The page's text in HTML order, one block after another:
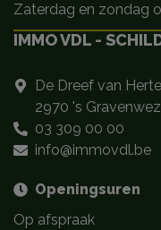
Zaterdag en zondag
IMMO VDL -
De Dreef van
2970 's
03 309 00 00
info@immovdl.be
Openingsuren
Op afspraak